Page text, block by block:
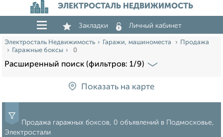
ЭЛЕКТРОСТАЛЬ НЕДВИЖИМОСТЬ
Закладки Личный кабинет
Электросталь Недвижимость Гаражи, машиноместа
Продажа
Гаражные боксы
0
Расширенный поиск (фильтров: 1/9)
Показать на карте
Продажа гаражных боксов, 0 объявлений в Подмосковье,
Электростали